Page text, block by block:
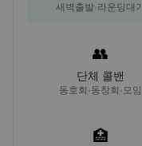
새벽출발·라운딩대기
👥
단체 콜밴
동호회·동창회·모임
🏥